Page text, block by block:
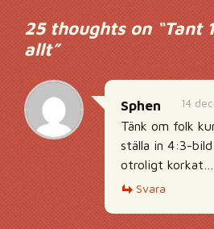
25 thoughts on “Tant
allt”
14
Sphen
Tänk om folk
ställa in 4:3-
otroligt korkat…
Svara